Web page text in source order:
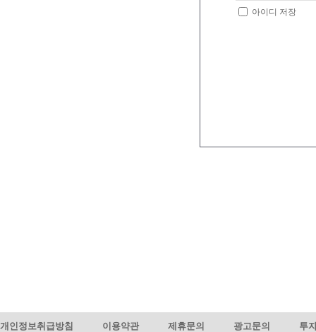
아이디 저장
개인정보취급방침 이용약관 제휴문의 광고문의 투